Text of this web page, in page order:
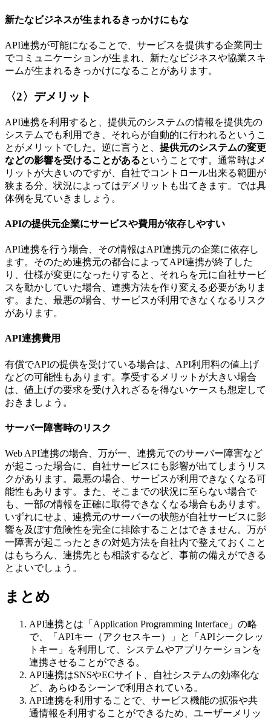
新たなビジネスが生まれるきっかけにもな
API連携が可能になることで、サービスを提供する企業同士
でコミュニケーションが生まれ、新たなビジネスや協業スキ
ームが生まれるきっかけになることがあります。
〈2〉デメリット
API連携を利用すると、提供元のシステムの情報を提供先の
システムでも利用でき、それらが自動的に行われるというこ
とがメリットでした。逆に言うと、 提供元のシステムの変更
などの影響を受けることがあるということです。通常時はメ
リットが大きいのですが、自社でコントロール出来る範囲が
狭まる分、状況によってはデメリットも出てきます。では具
体例を見ていきましょう。
APIの提供元企業にサービスや費用が依存しやすい
API連携を行う場合、その情報はAPI連携元の企業に依存し
ます。そのため連携元の都合によってAPI連携が終了した
り、仕様が変更になったりすると、それらを元に自社サービ
スを動かしていた場合、連携方法を作り変える必要がありま
す。また、最悪の場合、サービスが利用できなくなるリスク
があります。
API連携費用
有償でAPIの提供を受けている場合は、API利用料の値上げ
などの可能性もあります。享受するメリットが大きい場合
は、値上げの要求を受け入れざるを得ないケースも想定して
おきましょう。
サーバー障害時のリスク
Web API連携の場合、万が一、連携元でのサーバー障害など
が起こった場合に、自社サービスにも影響が出てしまうリス
クがあります。最悪の場合、サービスが利用できなくなる可
能性もあります。また、そこまでの状況に至らない場合で
も、一部の情報を正確に取得できなくなる場合もあります。
いずれにせよ、連携元のサーバーの状態が自社サービスに影
響を及ぼす危険性を完全に排除することはできません。万が
一障害が起こったときの対処方法を自社内で整えておくこと
はもちろん、連携先とも相談するなど、事前の備えができる
とよいでしょう。
まとめ
API連携とは「Application Programming Interface」の略
で、「APIキー（アクセスキー）」と「APIシークレッ
トキー」を利用して、システムやアプリケーションを
連携させることができる。
API連携はSNSやECサイト、自社システムの効率化な
ど、あらゆるシーンで利用されている。
API連携を利用することで、サービス機能の拡張や共
通情報を利用することができるため、ユーザーメリッ